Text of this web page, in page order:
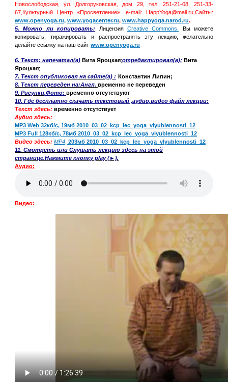
Новослободская, ул. Долгоруковская, дом 29, тел. 251-21-08, 251-33-
67,Культурный Центр «Просветление». e-mail: HappYoga@mail.ru,Сайты:
www.openyoga.ru, www.yogacenter.ru,www.happyoga.narod.ru.
5. Можно ли копировать:
Лицензия Creative Commons.
Вы можете
копировать, тиражировать и распространять эту лекцию, желательно
делайте ссылку на наш сайтwww.openyoga.ru
6. Текст: напечатал(а) Вита Яроцкая;отредактировал(а): Вита
Яроцкая;
7. Текст опубликовал на сайте(а) : Константин Липин;
8. Текст переведен на:Англ.временно не переведен
9. Рисунки,Фото:временно отсутствуют
10. Где бесплатно скачать текстовый ,аудио,видео файл лекции:
Текст здесь: временно отсутствует
Аудио здесь:
MP3 Web 32кб/с,19мб 2010_03_02_kcp_lec_yoga _vlyublennosti_12
MP3 Full 128кб/с, 78мб 2010_03_02_kcp_lec_yoga _vlyublennosti _12
Видео здесь: MP4 ,203мб 2010_03_02_kcp_lec_yoga _vlyublennosti _12
11. Смотреть или Слушать лекцию здесь на этой
странице.Нажмите кнопку play (►).
Аудио:
Видео: